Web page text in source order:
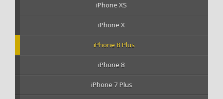
iPhone XS
iPhone X
iPhone 8 Plus
iPhone 8
iPhone 7 Plus